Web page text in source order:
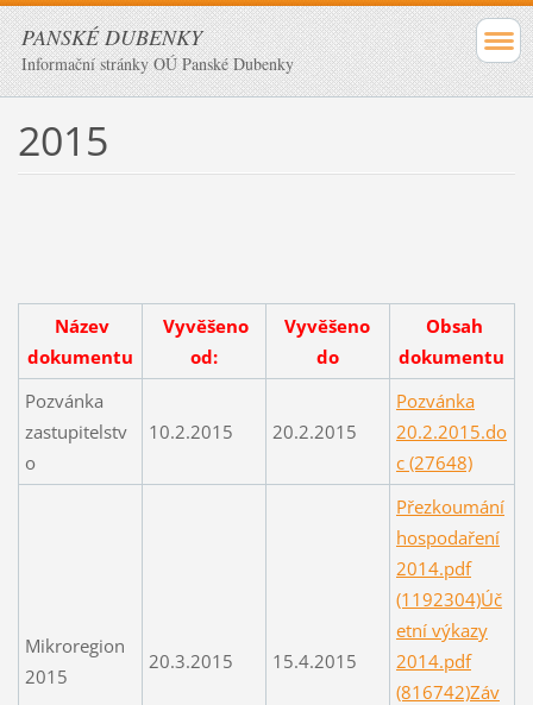
PANSKÉ DUBENKY
Informační stránky OÚ Panské Dubenky
2015
Název
dokumentu
Vyvěšeno
od:
Vyvěšeno
do
Obsah
dokumentu
Pozvánka
zastupitelstv
o
10.2.2015 20.2.2015
Pozvánka
20.2.2015.do
c (27648)
Mikroregion
2015
20.3.2015 15.4.2015
Přezkoumání
hospodaření
2014.pdf
(1192304)Úč
etní výkazy
2014.pdf
(816742)Záv